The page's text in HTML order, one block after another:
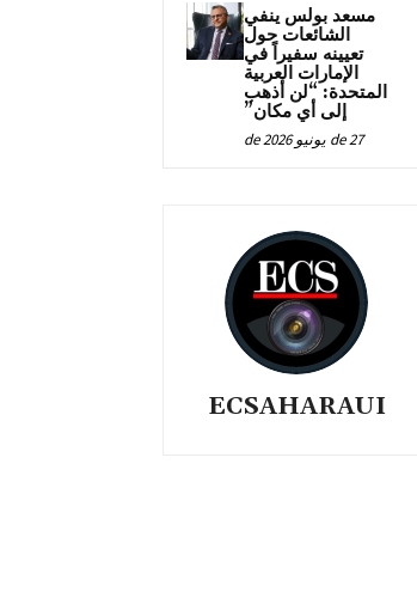
مسعد بولس ينفي
الشائعات حول
تعيينه سفيراً في
الإمارات العربية
المتحدة: “لن أذهب
إلى أي مكان”
27 de يونيو de 2026
ECSAHARAUI